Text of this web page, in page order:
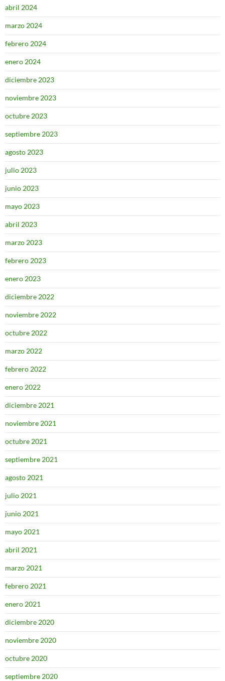
abril 2024
marzo 2024
febrero 2024
enero 2024
diciembre 2023
noviembre 2023
octubre 2023
septiembre 2023
agosto 2023
julio 2023
junio 2023
mayo 2023
abril 2023
marzo 2023
febrero 2023
enero 2023
diciembre 2022
noviembre 2022
octubre 2022
marzo 2022
febrero 2022
enero 2022
diciembre 2021
noviembre 2021
octubre 2021
septiembre 2021
agosto 2021
julio 2021
junio 2021
mayo 2021
abril 2021
marzo 2021
febrero 2021
enero 2021
diciembre 2020
noviembre 2020
octubre 2020
septiembre 2020